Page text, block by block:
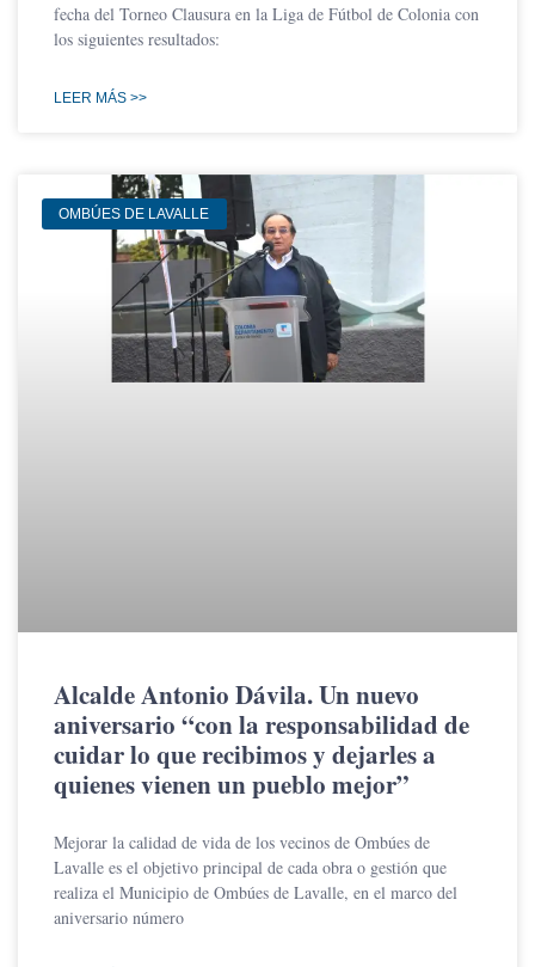
fecha del Torneo Clausura en la Liga de Fútbol de Colonia con
los siguientes resultados:
LEER MÁS >>
OMBÚES DE LAVALLE
Alcalde Antonio Dávila. Un nuevo
aniversario “con la responsabilidad de
cuidar lo que recibimos y dejarles a
quienes vienen un pueblo mejor”
Mejorar la calidad de vida de los vecinos de Ombúes de
Lavalle es el objetivo principal de cada obra o gestión que
realiza el Municipio de Ombúes de Lavalle, en el marco del
aniversario número